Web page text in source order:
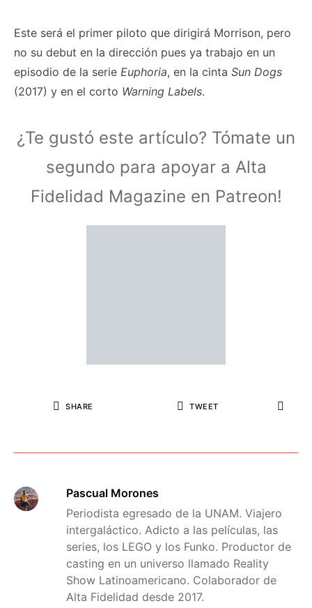
Este será el primer piloto que dirigirá Morrison, pero
no su debut en la dirección pues ya trabajo en un
episodio de la serie Euphoria, en la cinta Sun Dogs
(2017) y en el corto Warning Labels.
¿Te gustó este artículo? Tómate un
segundo para apoyar a Alta
Fidelidad Magazine en Patreon!
SHARE TWEET
Pascual Morones
Periodista egresado de la UNAM. Viajero
intergaláctico. Adicto a las películas, las
series, los LEGO y los Funko. Productor de
casting en un universo llamado Reality
Show Latinoamericano. Colaborador de
Alta Fidelidad desde 2017.